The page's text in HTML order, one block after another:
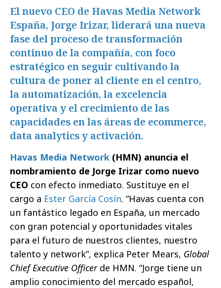
El nuevo CEO de Havas Media Network
España, Jorge Irizar, liderará una nueva
fase del proceso de transformación
continuo de la compañía, con foco
estratégico en seguir cultivando la
cultura de poner al cliente en el centro,
la automatización, la excelencia
operativa y el crecimiento de las
capacidades en las áreas de ecommerce,
data analytics y activación.
Havas Media Network (HMN) anuncia el
nombramiento de Jorge Irizar como nuevo
CEO con efecto inmediato. Sustituye en el
cargo a Ester García Cosín. “Havas cuenta con
un fantástico legado en España, un mercado
con gran potencial y oportunidades vitales
para el futuro de nuestros clientes, nuestro
talento y network”, explica Peter Mears, Global
Chief Executive Officer de HMN. “Jorge tiene un
amplio conocimiento del mercado español,